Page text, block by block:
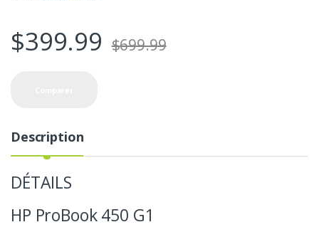
$399.99 $699.99
Description
DÉTAILS
HP ProBook 450 G1